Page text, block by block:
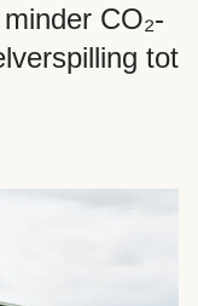
CO₂-
tot